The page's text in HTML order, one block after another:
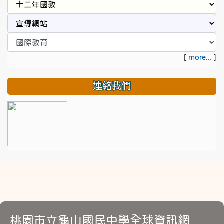
[ more... ]
連絡我們
桃園市立龜山國民中學全球資訊網